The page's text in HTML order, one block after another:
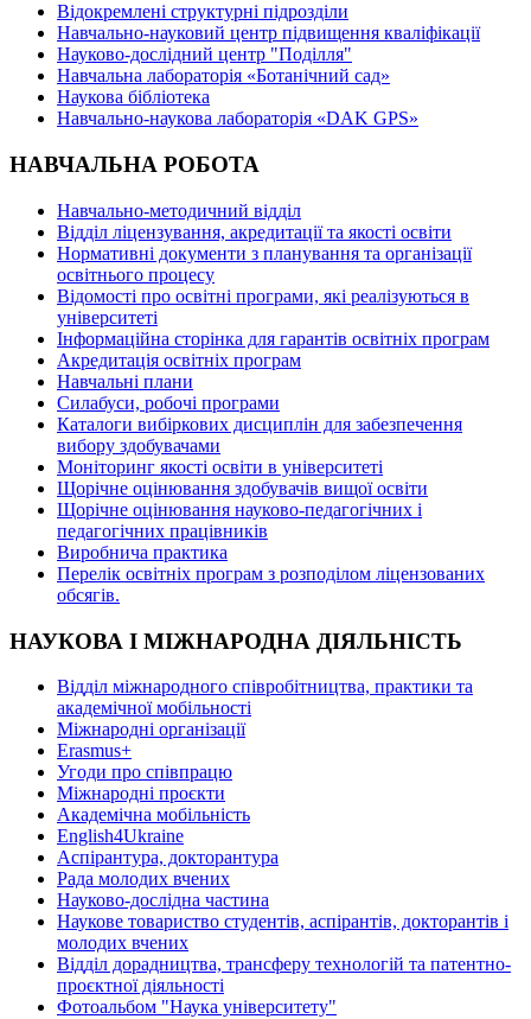
Відокремлені структурні підрозділи
Навчально-науковий центр підвищення кваліфікації
Науково-дослідний центр "Поділля"
Навчальна лабораторія «Ботанічний сад»
Наукова бібліотека
Навчально-наукова лабораторія «DAK GPS»
НАВЧАЛЬНА РОБОТА
Навчально-методичний відділ
Відділ ліцензування, акредитації та якості освіти
Нормативні документи з планування та організації
освітнього процесу
Відомості про освітні програми, які реалізуються в
університеті
Інформаційна сторінка для гарантів освітніх програм
Акредитація освітніх програм
Навчальні плани
Силабуси, робочі програми
Каталоги вибіркових дисциплін для забезпечення
вибору здобувачами
Моніторинг якості освіти в університеті
Щорічне оцінювання здобувачів вищої освіти
Щорічне оцінювання науково-педагогічних і
педагогічних працівників
Виробнича практика
Перелік освітніх програм з розподілoм ліцензoваних
oбсягів.
НАУКОВА І МІЖНАРОДНА ДІЯЛЬНІСТЬ
Відділ міжнародного співробітництва, практики та
академічної мобільності
Міжнародні організації
Erasmus+
Угоди про співпрацю
Міжнародні проєкти
Академічна мобільність
English4Ukraine
Аспірантура, докторантура
Рада молодих вчених
Науково-дослідна частина
Наукове товариство студентів, аспірантів, докторантів і
молодих вчених
Відділ дорадництва, трансферу технологій та патентно-
проєктної діяльності
Фотоальбом "Наука університету"